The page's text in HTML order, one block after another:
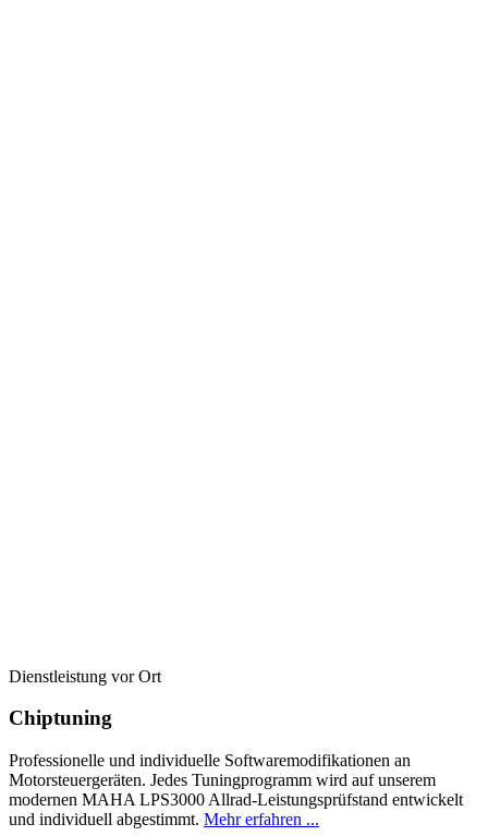
Dienstleistung vor Ort
Chiptuning
Professionelle und individuelle Softwaremodifikationen an
Motorsteuergeräten. Jedes Tuningprogramm wird auf unserem
modernen MAHA LPS3000 Allrad-Leistungsprüfstand entwickelt
und individuell abgestimmt. Mehr erfahren ...